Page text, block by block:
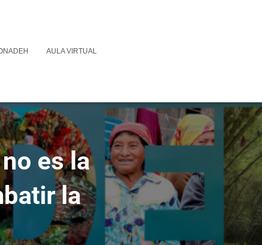
AULA VIRTUAL
es la
la